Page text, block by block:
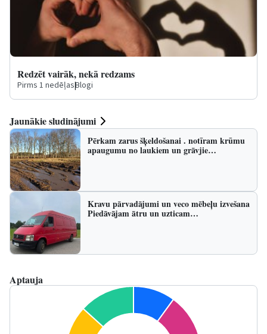
Redzēt vairāk, nekā redzams
Pirms 1 nedēļas|Blogi
Jaunākie sludinājumi
Pērkam zarus šķeldošanai . notīram krūmu
apaugumu no laukiem un grāvjie…
Kravu pārvadājumi un veco mēbeļu izvešana
Piedāvājam ātru un uzticam…
Aptauja